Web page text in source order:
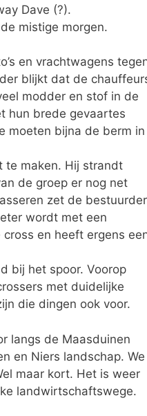
Dave (?).
mistige morgen.
en vrachtwagens
blijkt dat de
modder en stof in de
hun brede gevaartes
moeten bijna de berm in
te maken. Hij strandt
de groep er nog net
zet de bestuurder
wordt met een
en heeft ergens
bij het spoor. Voorop
met duidelijke
die dingen ook voor.
langs de Maasduinen
en Niers landschap. We
maar kort. Het is weer
landwirtschaftswege.